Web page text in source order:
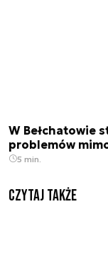
W Bełchatowie
problemów
5 min.
Czytaj także